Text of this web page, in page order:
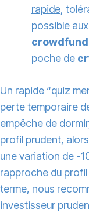
rapide,
possible aux
poche de
Un rapide “quiz
perte temporaire
empêche de
profil prudent,
une variation de -
rapproche du
terme, nous
investisseur